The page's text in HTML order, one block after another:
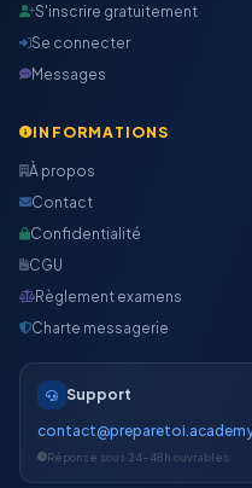
S'inscrire gratuitement
Se connecter
Messages
INFORMATIONS
À propos
Contact
Confidentialité
CGU
Règlement examens
Charte messagerie
Support
Réponse sous 24-48h ouvrables